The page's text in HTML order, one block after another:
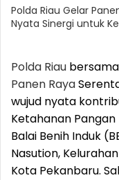
Polda Riau Gelar
Nyata Sinergi untuk
Polda Riau
Panen Raya
wujud nyata
Ketahanan
Balai Benih Induk
Nasution,
Kota Pekanbaru.